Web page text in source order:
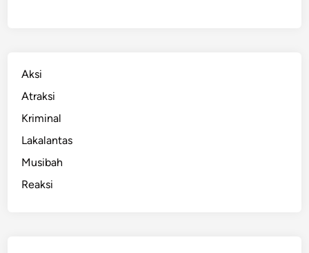
Aksi
Atraksi
Kriminal
Lakalantas
Musibah
Reaksi